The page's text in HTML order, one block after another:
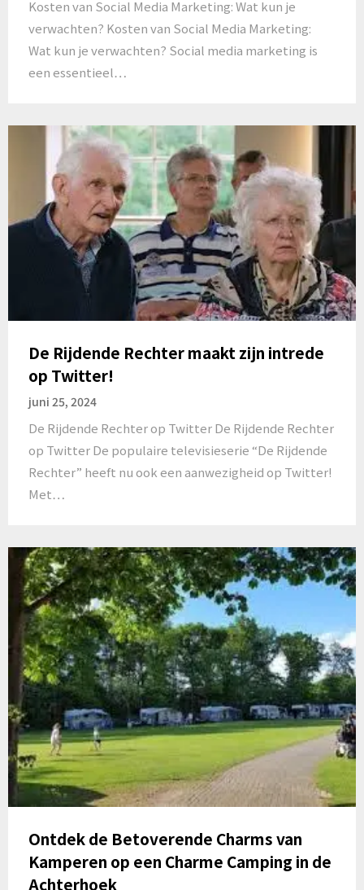
Kosten van Social Media Marketing: Wat kun je
verwachten? Kosten van Social Media Marketing:
Wat kun je verwachten? Social media marketing is
een essentieel…
De Rijdende Rechter maakt zijn intrede
op Twitter!
juni 25, 2024
De Rijdende Rechter op Twitter De Rijdende Rechter
op Twitter De populaire televisieserie “De Rijdende
Rechter” heeft nu ook een aanwezigheid op Twitter!
Met…
Ontdek de Betoverende Charms van
Kamperen op een Charme Camping in de
Achterhoek